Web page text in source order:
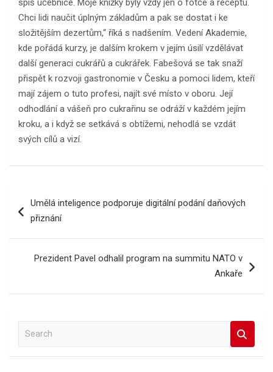
spíš učebnice. Moje knížky byly vždy jen o fotce a receptu.
Chci lidi naučit úplným základům a pak se dostat i ke
složitějším dezertům,“ říká s nadšením. Vedení Akademie,
kde pořádá kurzy, je dalším krokem v jejím úsilí vzdělávat
další generaci cukrářů a cukrářek. Fabešová se tak snaží
přispět k rozvoji gastronomie v Česku a pomoci lidem, kteří
mají zájem o tuto profesi, najít své místo v oboru. Její
odhodlání a vášeň pro cukrařinu se odráží v každém jejím
kroku, a i když se setkává s obtížemi, nehodlá se vzdát
svých cílů a vizí.
proUmělá inteligence podporuje digitální podání daňových
přiznání
Prezident Pavel odhalil program na summitu NATO v
Ankaře
a